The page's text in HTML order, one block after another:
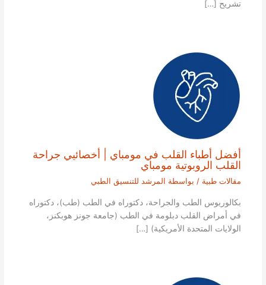
تشريح […]
أفضل أطباء القلب في مومباي | أخصائيي جراحة
القلب الروبوتية مومباي
مقالات طبية / بواسطة المرشد للتنسيق الطبي
بكالوريوس الطب والجراحة، دكتوراه في الطب (طب)، دكتوراه
في أمراض القلب دبلومة في الطب (جامعة جونز هوبكنز،
الولايات المتحدة الأمريكية) […]